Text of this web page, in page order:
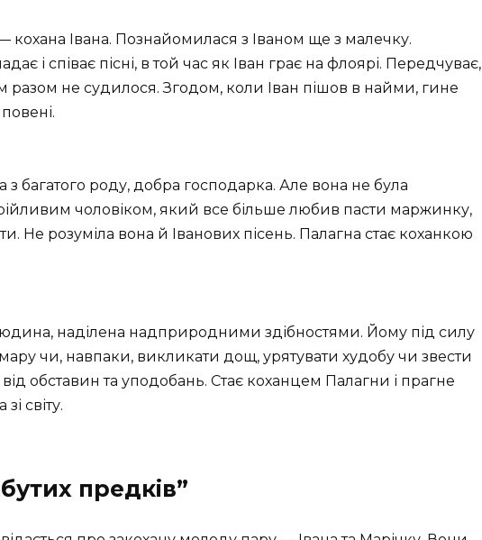
кохана Івана. Познайомилася з Іваном ще з малечку.
і співає пісні, в той час як Іван грає на флоярі. Передчуває,
разом не судилося. Згодом, коли Іван пішов в найми, гине
з багатого роду, добра господарка. Але вона не була
чоловіком, який все більше любив пасти маржинку,
Не розуміла вона й Іванових пісень. Палагна стає коханкою
наділена надприродними здібностями. Йому під силу
чи, навпа­ки, викликати дощ, урятувати худобу чи звести
обставин та уподобань. Стає коханцем Палагни і прагне
світу.
предків”